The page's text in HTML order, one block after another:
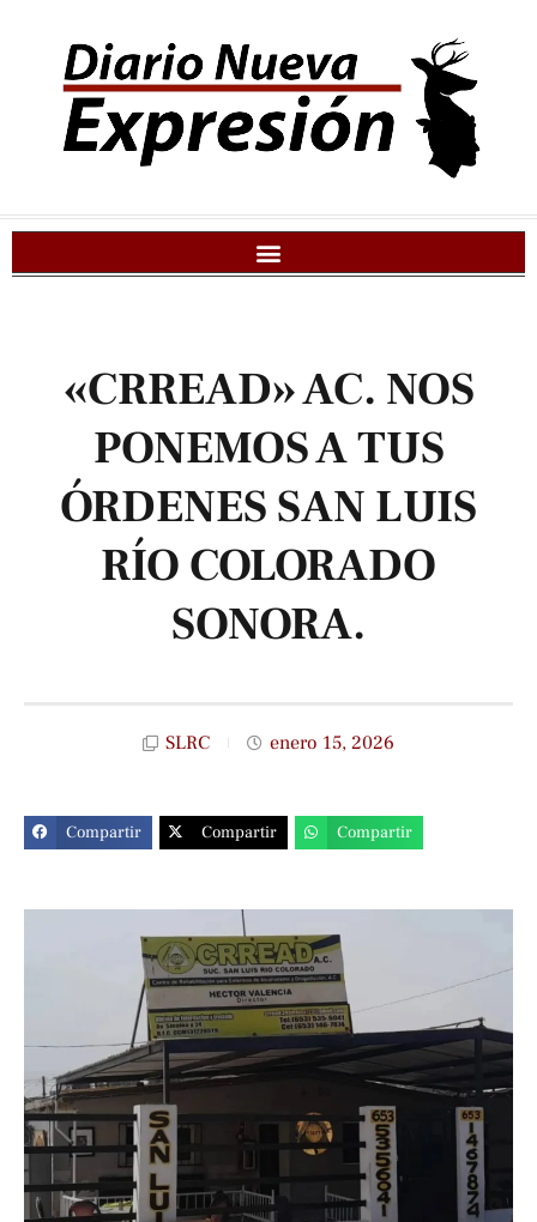
«CRREAD» AC. NOS
PONEMOS A TUS
ÓRDENES SAN LUIS
RÍO COLORADO
SONORA.
SLRC enero 15, 2026
Compartir Compartir Compartir